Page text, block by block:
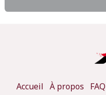
Accueil À propos FAQ